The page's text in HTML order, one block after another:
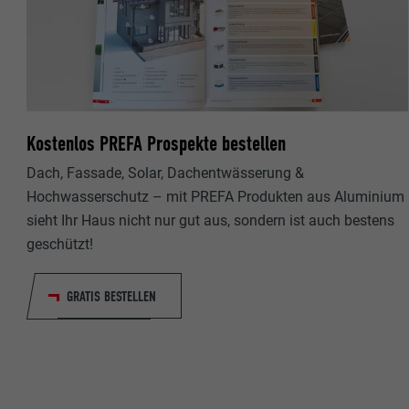
Kostenlos PREFA Prospekte bestellen
Dach, Fassade, Solar, Dachentwässerung &
Hochwasserschutz – mit PREFA Produkten aus Aluminium
sieht Ihr Haus nicht nur gut aus, sondern ist auch bestens
geschützt!
GRATIS BESTELLEN
Name
Name
Name
Laufzeit
Name